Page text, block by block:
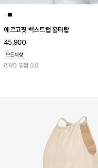
■
에르고핏 백스트랩 홀터탑
45,900
리뷰0 평점 0.0